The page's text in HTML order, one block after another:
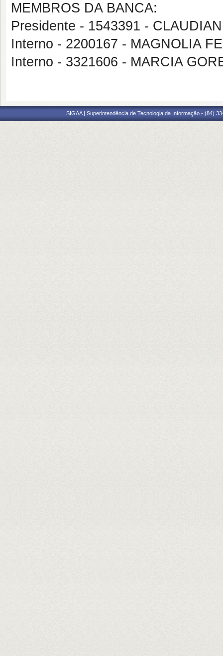
MEMBROS DA BANCA:
Presidente - 1543391 -
Interno - 2200167 - MAGNOLIA
Interno - 3321606 - MARCIA
SIGAA | Superintendência de Tecnologia da Informação - (84)